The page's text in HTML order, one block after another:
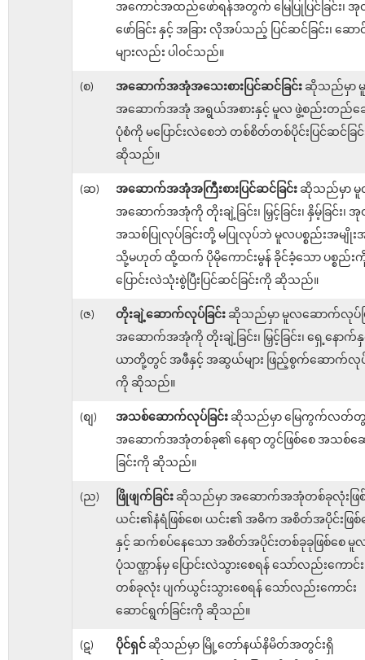
အကောင်အထည်ဖော်ရန်အတွက် မြေပြုပြင်ခြင်း၊ အု
ဖော်ခြင်း နှင့် အခြား လိုအပ်သည့် ပြင်ဆင်ခြင်း၊ ဆော
များလည်း ပါဝင်သည်။
(စ) အဆောက်အအုံအသေးစားပြင်ဆင်ခြင်းဆိုသည်မှာ
အဆောက်အအုံ အရွယ်အစားနှင့် မူလ ဖွဲ့စည်းတည်ဆ
ပုံစံကို မပြောင်းလဲစေဘဲ တစ်စိတ်တစ်ပိုင်းပြင်ဆင်ခြ
ဆိုသည်။
(ဆ) အဆောက်အအုံအကြီးစားပြင်ဆင်ခြင်းဆိုသည်မှာ
အဆောက်အအုံကို တိုးချဲ့ခြင်း၊ မြှင့်ခြင်း၊ နှိမ့်ခြင်း၊ အု
အသစ်ပြုလုပ်ခြင်းတို့ မပြုလုပ်ဘဲ မူလပစ္စည်းအမျိုးအ
သို့မဟုတ် ထို့ထက် ပိုမိုကောင်းမွန် ခိုင်ခံ့သော ပစ္စည်း
ပြောင်းလဲသုံးစွဲပြီးပြင်ဆင်ခြင်းကို ဆိုသည်။
(ဇ) တိုးချဲ့ဆောက်လုပ်ခြင်းဆိုသည်မှာ မူလဆောက်လုပ်ပ
အဆောက်အအုံကို တိုးချဲ့ခြင်း၊ မြှင့်ခြင်း၊ ရှေ့နောက်
ယာတို့တွင် အဖီနှင့် အဆွယ်များ ဖြည့်စွက်ဆောက်လုပ်
ကို ဆိုသည်။
(စျ) အသစ်ဆောက်လုပ်ခြင်းဆိုသည်မှာ မြေကွက်လတ်တွင်
အဆောက်အအုံတစ်ခု၏ နေရာ တွင်ဖြစ်စေ အသစ်
ခြင်းကို ဆိုသည်။
(ည) ဖြိုဖျက်ခြင်းဆိုသည်မှာ အဆောက်အအုံတစ်ခုလုံးဖြစ်
ယင်း၏နံရံဖြစ်စေ၊ ယင်း၏ အဓိက အစိတ်အပိုင်းဖြစ်စ
နှင့် ဆက်စပ်နေသော အစိတ်အပိုင်းတစ်ခုခုဖြစ်စေ မူ
ပုံသဏ္ဌာန်မှ ပြောင်းလဲသွားစေရန် သော်လည်းကောင်
တစ်ခုလုံး ပျက်ယွင်းသွားစေရန် သော်လည်းကောင်း
ဆောင်ရွက်ခြင်းကို ဆိုသည်။
(ဋ) ပိုင်ရှင်ဆိုသည်မှာ မြို့တော်နယ်နိမိတ်အတွင်းရှိ